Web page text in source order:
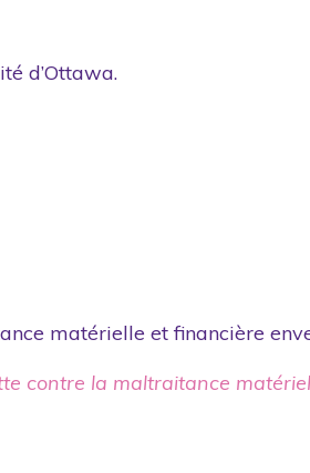
d’Ottawa.
matérielle et financière
contre la maltraitance